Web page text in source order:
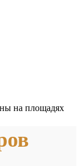
на площадях